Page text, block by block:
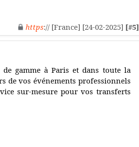
https:// [France] [24-02-2025] [#5]
gamme à Paris et dans toute la
de vos événements professionnels
sur-mesure pour vos transferts